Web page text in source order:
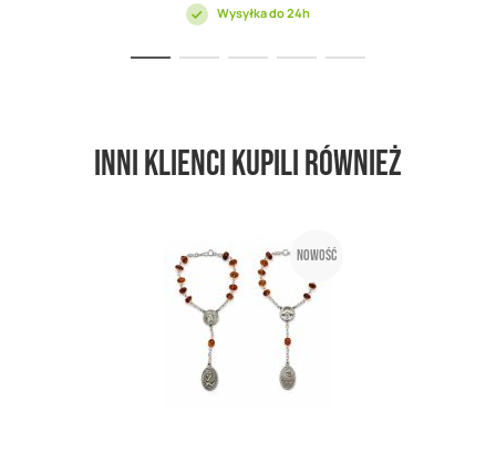
Wysyłka do 24h
Inni klienci kupili również
Nowość